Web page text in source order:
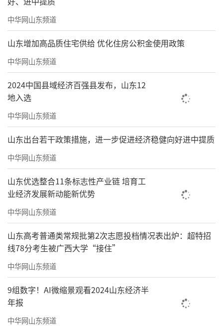
中华网山东频道
山东增加高品质住宅供给 优化住房公积金使用政策
中华网山东频道
2024中国县域经济百强县发布，山东12
地入选
中华网山东频道
山东出台若干政策措施，进一步促进经济稳健向好进中提质
中华网山东频道
山东优选整合11条标志性产业链 培育工
业经济发展新动能新优势
中华网山东频道
山东高考普通类常规批第2次志愿投档情况表出炉：超特招
线78分考生被广西大学“接住”
中华网山东频道
9组数字！AI微缩景观看2024山东经济半
年报
中华网山东频道